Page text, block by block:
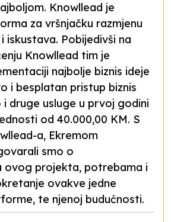
Knowllead je
za vršnjačku razmjenu
iskustava. Pobijedivši na
Knowllead tim je
najbolje biznis ideje
i besplatan pristup biznis
druge usluge u prvoj godini
od 40.000,00 KM. S
a, Ekremom
smo o
ovog projekta, potrebama i
ovakve jedne
te njenoj budućnosti.